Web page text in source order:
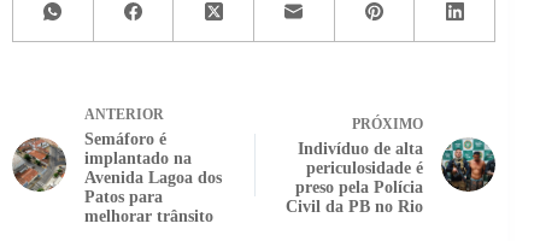
ANTERIOR
Semáforo é
implantado na
Avenida Lagoa dos
Patos para
melhorar trânsito
PRÓXIMO
Indivíduo de alta
periculosidade é
preso pela Polícia
Civil da PB no Rio